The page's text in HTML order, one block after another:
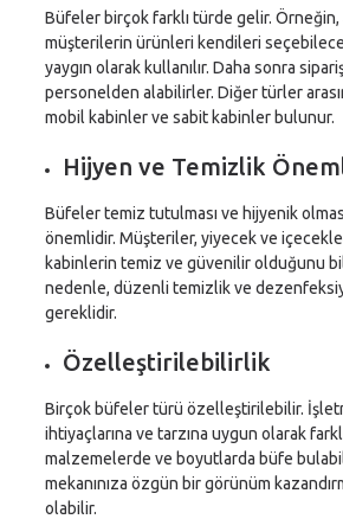
Büfeler birçok farklı türde gelir. Örneğin,
müşterilerin ürünleri kendileri
yaygın olarak kullanılır. Daha sonra
personelden alabilirler. Diğer türler
mobil kabinler ve sabit kabinler bulunur.
Hijyen ve Temizlik
Büfeler temiz tutulması ve hijyenik
önemlidir. Müşteriler, yiyecek ve
kabinlerin temiz ve güvenilir olduğunu
nedenle, düzenli temizlik ve
gereklidir.
Özelleştirilebilirlik
Birçok büfeler türü özelleştirilebilir.
ihtiyaçlarına ve tarzına uygun olarak
malzemelerde ve boyutlarda büfe
mekanınıza özgün bir görünüm
olabilir.